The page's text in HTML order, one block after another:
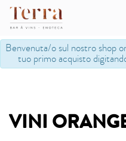
Benvenuta/o sul nostro shop
tuo primo acquisto
VINI